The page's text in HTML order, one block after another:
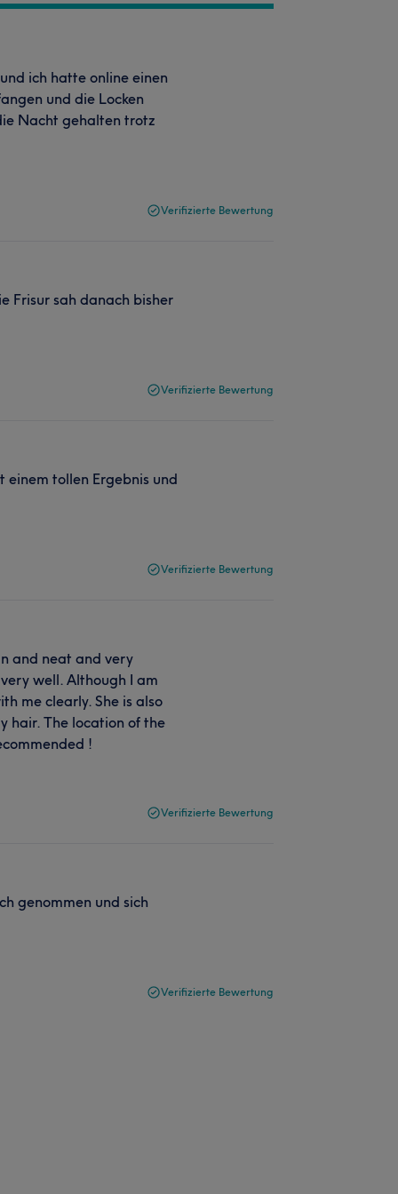
ich hatte online einen
und die Locken
Nacht gehalten trotz
Verifizierte Bewertung
Frisur sah danach bisher
Verifizierte Bewertung
einem tollen Ergebnis und
Verifizierte Bewertung
and neat and very
well. Although I am
me clearly. She is also
hair. The location of the
!
Verifizierte Bewertung
genommen und sich
Verifizierte Bewertung